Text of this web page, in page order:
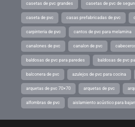
casetas de pvc grandes casetas de pvc de
caseta de pvc casas prefabricadas de pvc
carpinteria de pvc cantos de pvc para melamina
canalones de pvc canalon de pvc
baldosas de pvc para paredes baldosas de pvc
balconera de pvc azulejos de pvc para cocina
arquetas de pvc 70×70 arquetas de pvc
alfombras de pvc aislamiento acústico para